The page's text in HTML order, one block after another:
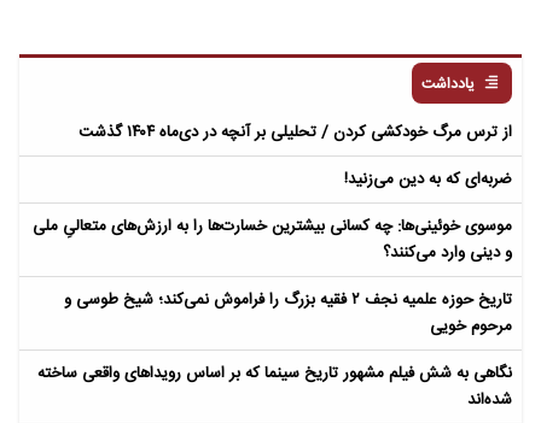
یادداشت
از ترس مرگ خودکشی کردن / تحلیلی بر آنچه در دی‌ماه ۱۴۰۴ گذشت
ضربه‌ای که به دین می‌زنید!
موسوی خوئینی‌ها: چه کسانی بیشترین خسارت‌ها را به ارزش‌های متعالیِ ملی
و دینی وارد می‌کنند؟
تاریخ حوزه علمیه نجف ۲ فقیه بزرگ را فراموش نمی‌کند؛ شیخ طوسی و
مرحوم خویی
نگاهی به شش فیلم مشهور تاریخ سینما که بر اساس رویداهای واقعی ساخته
شده‌اند